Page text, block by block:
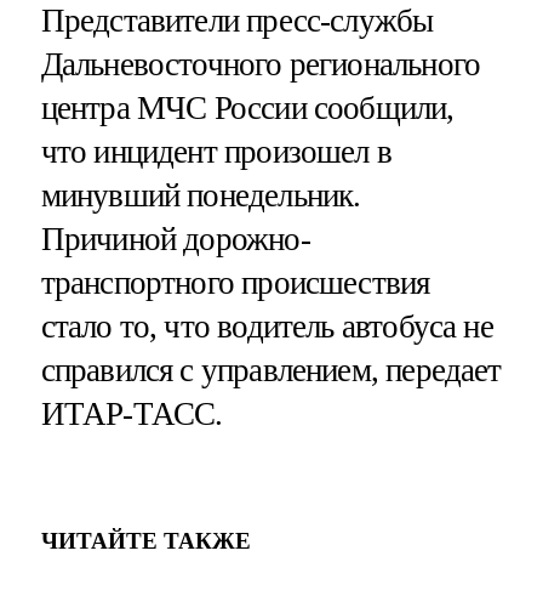
Представители пресс-службы
Дальневосточного регионального
центра МЧС России сообщили,
что инцидент произошел в
минувший понедельник.
Причиной дорожно-
транспортного происшествия
стало то, что водитель автобуса не
справился с управлением, передает
ИТАР-ТАСС.
ЧИТАЙТЕ ТАКЖЕ